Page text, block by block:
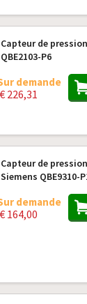
Capteur de
QBE2103-P6
demande
€ 226,31
Capteur de
Siemens QBE9310-
demande
€ 164,00